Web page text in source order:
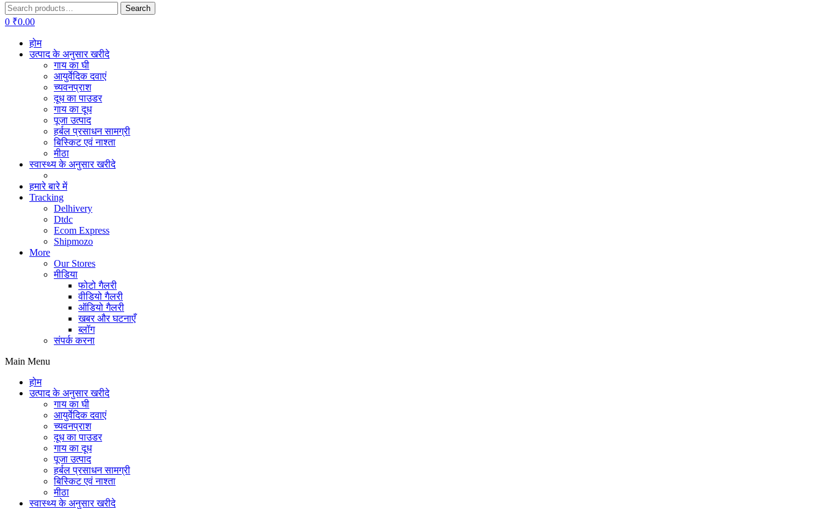
Search
for:
Search
0 ₹0.00
होम
उत्पाद के अनुसार खरीदे
गाय का घी
आयुर्वेदिक दवाएं
च्यवनप्राश
दूध का पाउडर
गाय का दूध
पूजा उत्पाद
हर्बल प्रसाधन सामग्री
बिस्किट एवं नाश्ता
मीठा
स्वास्थ्य के अनुसार खरीदे
हमारे बारे में
Tracking
Delhivery
Dtdc
Ecom Express
Shipmozo
More
Our Stores
मीडिया
फोटो गैलरी
वीडियो गैलरी
ऑडियो गैलरी
खबर और घटनाएँ
ब्लॉग
संपर्क करना
Main Menu
होम
उत्पाद के अनुसार खरीदे
गाय का घी
आयुर्वेदिक दवाएं
च्यवनप्राश
दूध का पाउडर
गाय का दूध
पूजा उत्पाद
हर्बल प्रसाधन सामग्री
बिस्किट एवं नाश्ता
मीठा
स्वास्थ्य के अनुसार खरीदे